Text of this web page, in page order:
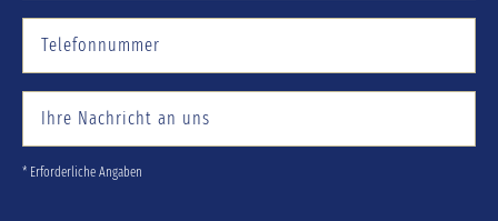
* Erforderliche Angaben